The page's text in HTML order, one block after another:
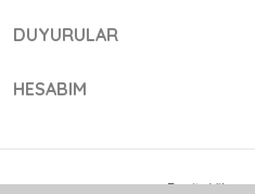
DUYURULAR
HESABIM
Bu siteVikaon